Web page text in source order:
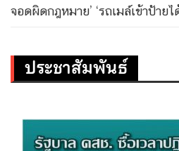
จอดผิดกฎหมาย’ ‘รถเมล์เข้าป้ายไ
ประชาสัมพันธ์